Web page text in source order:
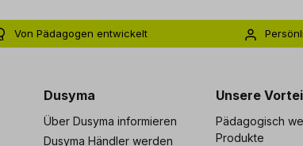
Von Pädagogen entwickelt
Dusyma
Über Dusyma informieren
Dusyma Händler werden
Unsere
Pädagogisch
Produkte